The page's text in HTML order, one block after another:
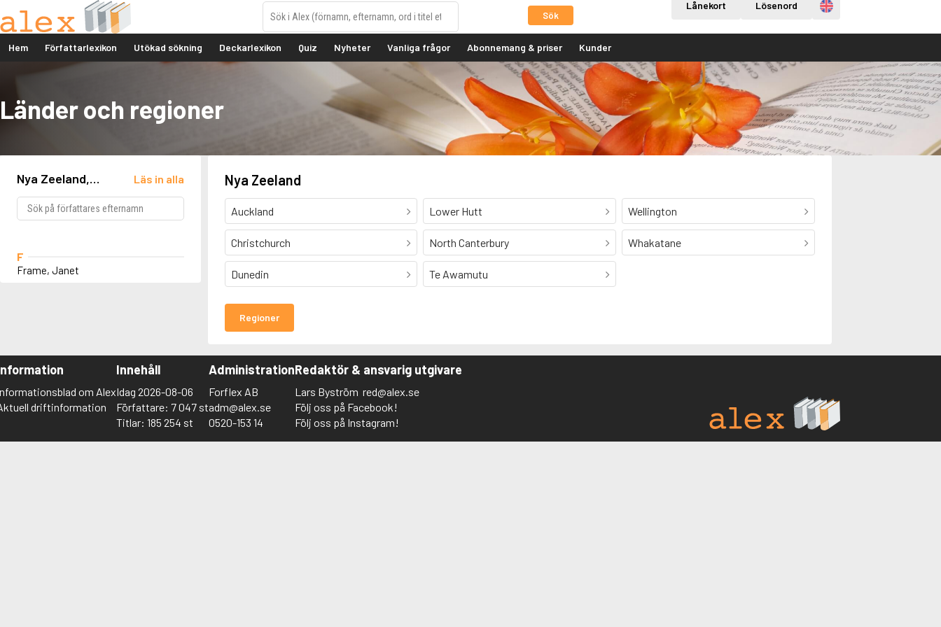
Sök
Lånekort Lösenord Engelska
Hem Författarlexikon Utökad sökning Deckarlexikon Quiz Nyheter Vanliga frågor Abonnemang & priser Kunder
Länder och regioner
Nya Zeeland,
Läs in alla
F
Frame, Janet
Nya Zeeland
Auckland
Christchurch
Dunedin
Lower Hutt
North Canterbury
Te Awamutu
Wellington
Whakatane
Regioner
om Alex
driftinformation
Innehåll
Idag 2026-08-06
Författare: 7 047 st
Titlar: 185 254 st
Administration
Forflex AB
adm@alex.se
0520-153 14
Redaktör & ansvarig utgivare
Lars Byström red@alex.se
Följ oss på Facebook!
Följ oss på Instagram!